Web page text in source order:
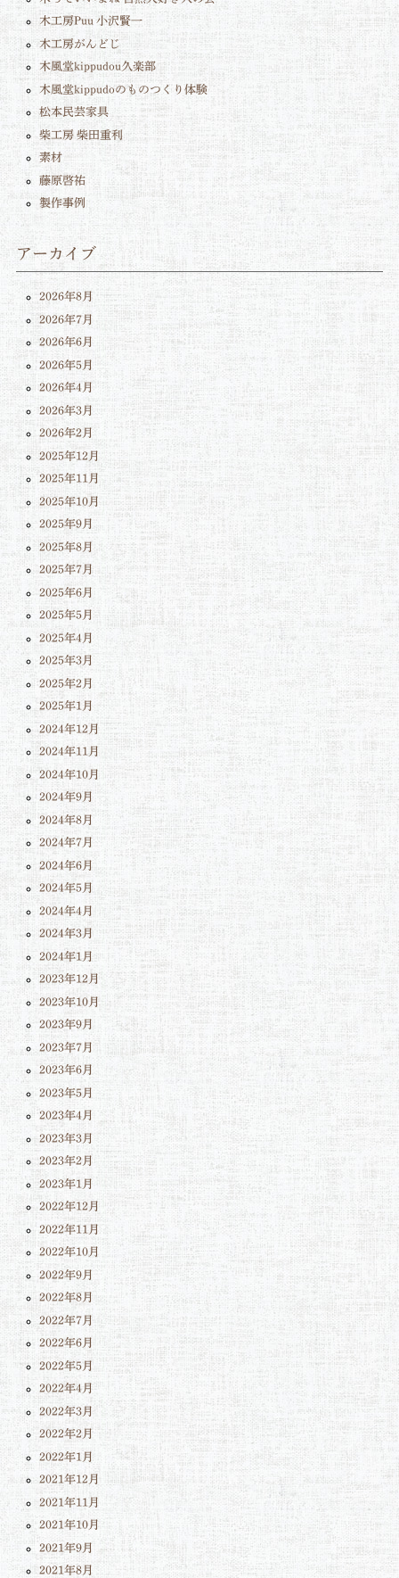
木工房Puu 小沢賢一
木工房がんどじ
木風堂kippudou久楽部
木風堂kippudoのものつくり体験
松本民芸家具
柴工房 柴田重利
素材
藤原啓祐
製作事例
アーカイブ
2026年8月
2026年7月
2026年6月
2026年5月
2026年4月
2026年3月
2026年2月
2025年12月
2025年11月
2025年10月
2025年9月
2025年8月
2025年7月
2025年6月
2025年5月
2025年4月
2025年3月
2025年2月
2025年1月
2024年12月
2024年11月
2024年10月
2024年9月
2024年8月
2024年7月
2024年6月
2024年5月
2024年4月
2024年3月
2024年1月
2023年12月
2023年10月
2023年9月
2023年7月
2023年6月
2023年5月
2023年4月
2023年3月
2023年2月
2023年1月
2022年12月
2022年11月
2022年10月
2022年9月
2022年8月
2022年7月
2022年6月
2022年5月
2022年4月
2022年3月
2022年2月
2022年1月
2021年12月
2021年11月
2021年10月
2021年9月
2021年8月